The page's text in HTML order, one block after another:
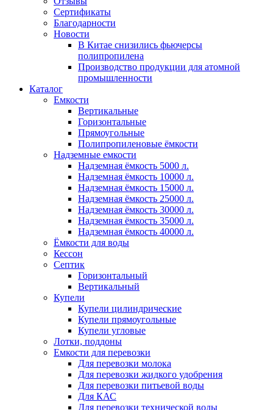
Сертификаты
Благодарности
Новости
В Китае снизились фьючерсы
полипропилена
Производство продукции для атомной
промышленности
Каталог
Емкости
Вертикальные
Горизонтальные
Прямоугольные
Полипропиленовые ёмкости
Надземные емкости
Надземная ёмкость 5000 л.
Надземная ёмкость 10000 л.
Надземная ёмкость 15000 л.
Надземная ёмкость 25000 л.
Надземная ёмкость 30000 л.
Надземная ёмкость 35000 л.
Надземная ёмкость 40000 л.
Ёмкости для воды
Кессон
Септик
Горизонтальный
Вертикальный
Купели
Купели цилиндрические
Купели прямоугольные
Купели угловые
Лотки, поддоны
Емкости для перевозки
Для перевозки молока
Для перевозки жидкого удобрения
Для перевозки питьевой воды
Для КАС
Для перевозки технической воды